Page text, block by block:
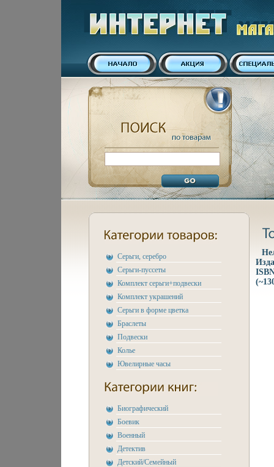
Серьги, серебро
Серьги-пуссеты
Комплект серьги+подвески
Комплект украшений
Серьги в форме цветка
Браслеты
Подвески
Колье
Ювелирные часы
Биографический
Боевик
Военный
Детектив
Детский/Семейный